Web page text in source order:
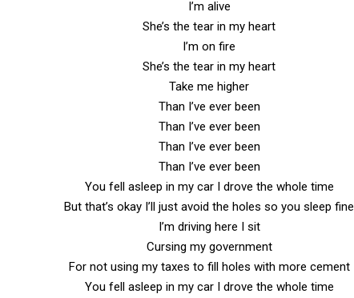
I’m alive
She’s the tear in my heart
I’m on fire
She’s the tear in my heart
Take me higher
Than I’ve ever been
Than I’ve ever been
Than I’ve ever been
Than I’ve ever been
You fell asleep in my car I drove the whole time
But that’s okay I’ll just avoid the holes so you sleep fine
I’m driving here I sit
Cursing my government
For not using my taxes to fill holes with more cement
You fell asleep in my car I drove the whole time